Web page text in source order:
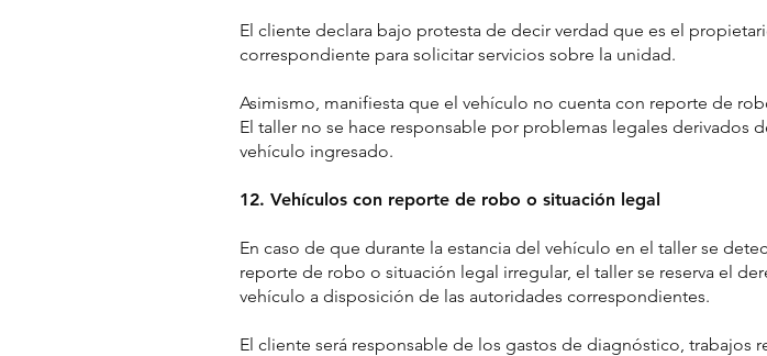
El cliente declara bajo protesta de decir verdad que es el
correspondiente para solicitar servicios sobre la unidad.
Asimismo, manifiesta que el vehículo no cuenta con reporte de
El taller no se hace responsable por problemas legales
vehículo ingresado.
12. Vehículos con reporte de robo o situación legal
En caso de que durante la estancia del vehículo en el taller se
reporte de robo o situación legal irregular, el taller se reserva el
vehículo a disposición de las autoridades correspondientes.
El cliente será responsable de los gastos de diagnóstico, trabajos